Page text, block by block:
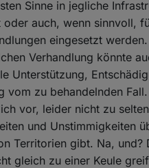
Sinne in jegliche
oder auch, wenn sinnvoll,
eingesetzt
Verhandlung könnte
Unterstützung,
vom zu behandelnden
vor, leider nicht zu
und Unstimmigkeiten
Territorien gibt. Na, und?
gleich zu einer Keule